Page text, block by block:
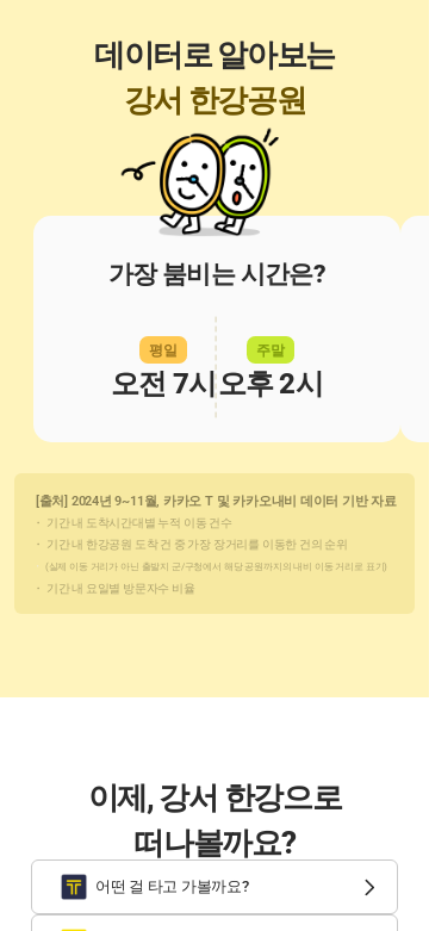
데이터로 알아보는
강서 한강공원
평일
오전 7시
주말
오후 2시
가장 붐비는 시간은?
[출처] 2024년 9~11월, 카카오 T 및 카카오내비 데이터 기반 자료
・ 기간 내 도착시간대별 누적 이동 건수
・ 기간 내 한강공원 도착 건 중 가장 장거리를 이동한 건의 순위
・ (실제 이동 거리가 아닌 출발지 군/구청에서 해당 공원까지의 내비 이동 거리로 표기)
・ 기간 내 요일별 방문자수 비율
이제, 강서 한강으로
떠나볼까요?
어떤 걸 타고 가볼까요?